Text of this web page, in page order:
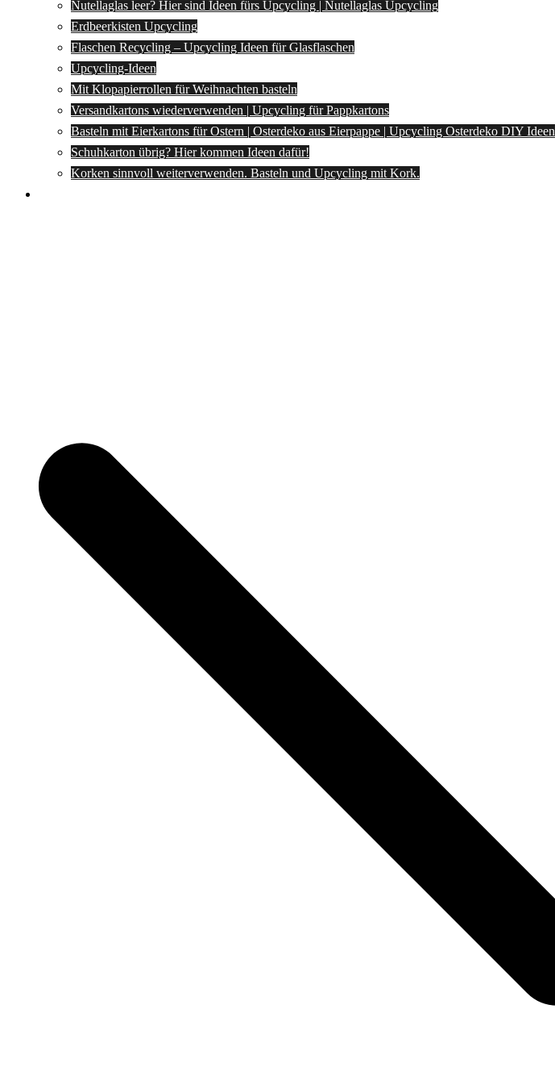
Nutellaglas leer? Hier sind Ideen fürs Upcycling | Nutellaglas Upcycling
Erdbeerkisten Upcycling
Flaschen Recycling – Upcycling Ideen für Glasflaschen
Upcycling-Ideen
Mit Klopapierrollen für Weihnachten basteln
Versandkartons wiederverwenden | Upcycling für Pappkartons
Basteln mit Eierkartons für Ostern | Osterdeko aus Eierpappe | Upcycling Osterdeko DIY Ideen
Schuhkarton übrig? Hier kommen Ideen dafür!
Korken sinnvoll weiterverwenden. Basteln und Upcycling mit Kork.